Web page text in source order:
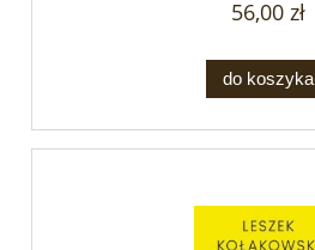
56,00 zł
do koszyka